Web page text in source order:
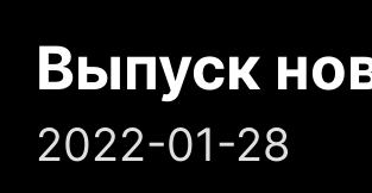
Выпуск
2022-01-28